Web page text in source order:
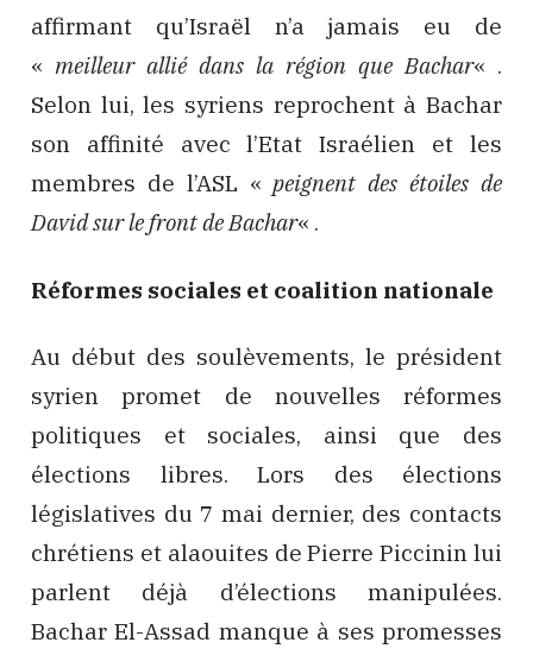
affirmant qu’Israël n’a jamais eu de
« meilleur allié dans la région que Bachar« .
Selon lui, les syriens reprochent à Bachar
son affinité avec l’Etat Israélien et les
membres de l’ASL « peignent des étoiles de
David sur le front de Bachar« .
Réformes sociales et coalition nationale
Au début des soulèvements, le président
syrien promet de nouvelles réformes
politiques et sociales, ainsi que des
élections libres. Lors des élections
législatives du 7 mai dernier, des contacts
chrétiens et alaouites de Pierre Piccinin lui
parlent déjà d’élections manipulées.
Bachar El-Assad manque à ses promesses